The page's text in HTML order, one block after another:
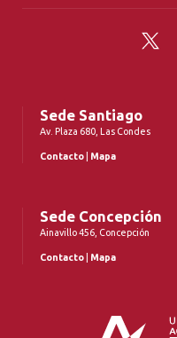
Twitter
Sede Santiago
Av. Plaza 680, Las Condes
Contacto Mapa
Sede Concepción
Ainavillo 456, Concepción
Contacto Mapa